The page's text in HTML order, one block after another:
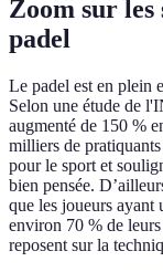
Zoom sur les
padel
Le padel est en plein
Selon une étude de
augmenté de 150 %
milliers de
pour le sport et
bien pensée.
que les joueurs ayant
environ 70 % de
reposent sur la